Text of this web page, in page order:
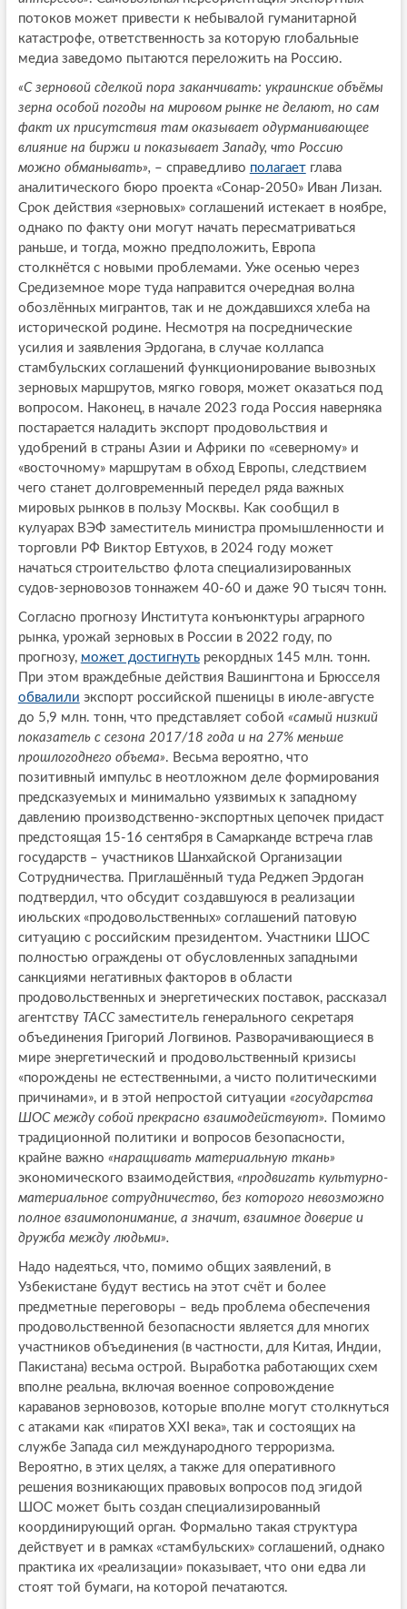
потоков может привести к небывалой гуманитарной
катастрофе, ответственность за которую глобальные
медиа заведомо пытаются переложить на Россию.
«С зерновой сделкой пора заканчивать: украинские объёмы
зерна особой погоды на мировом рынке не делают, но сам
факт их присутствия там оказывает одурманивающее
влияние на биржи и показывает Западу, что Россию
можно обманывать», – справедливо полагаетглава
аналитического бюро проекта «Сонар-2050» Иван Лизан.
Срок действия «зерновых» соглашений истекает в ноябре,
однако по факту они могут начать пересматриваться
раньше, и тогда, можно предположить, Европа
столкнётся с новыми проблемами. Уже осенью через
Средиземное море туда направится очередная волна
обозлённых мигрантов, так и не дождавшихся хлеба на
исторической родине. Несмотря на посреднические
усилия и заявления Эрдогана, в случае коллапса
стамбульских соглашений функционирование вывозных
зерновых маршрутов, мягко говоря, может оказаться под
вопросом. Наконец, в начале 2023 года Россия наверняка
постарается наладить экспорт продовольствия и
удобрений в страны Азии и Африки по «северному» и
«восточному» маршрутам в обход Европы, следствием
чего станет долговременный передел ряда важных
мировых рынков в пользу Москвы. Как сообщил в
кулуарах ВЭФ заместитель министра промышленности и
торговли РФ Виктор Евтухов, в 2024 году может
начаться строительство флота специализированных
судов-зерновозов тоннажем 40-60 и даже 90 тысяч тонн.
Согласно прогнозу Института конъюнктуры аграрного
рынка, урожай зерновых в России в 2022 году, по
прогнозу, может достигнутьрекордных 145 млн. тонн.
При этом враждебные действия Вашингтона и Брюсселя
обвалили экспорт российской пшеницы в июле-августе
до 5,9 млн. тонн, что представляет собой «самый низкий
показатель с сезона 2017/18 года и на 27% меньше
прошлогоднего объема». Весьма вероятно, что
позитивный импульс в неотложном деле формирования
предсказуемых и минимально уязвимых к западному
давлению производственно-экспортных цепочек придаст
предстоящая 15-16 сентября в Самарканде встреча глав
государств – участников Шанхайской Организации
Сотрудничества. Приглашённый туда Реджеп Эрдоган
подтвердил, что обсудит создавшуюся в реализации
июльских «продовольственных» соглашений патовую
ситуацию с российским президентом. Участники ШОС
полностью ограждены от обусловленных западными
санкциями негативных факторов в области
продовольственных и энергетических поставок, рассказал
агентству ТАССзаместитель генерального секретаря
объединения Григорий Логвинов. Разворачивающиеся в
мире энергетический и продовольственный кризисы
«порождены не естественными, а чисто политическими
причинами», и в этой непростой ситуации «государства
ШОС между собой прекрасно взаимодействуют».
Помимо
традиционной политики и вопросов безопасности,
крайне важно «наращивать материальную ткань»
экономического взаимодействия, «продвигать культурно-
материальное сотрудничество, без которого невозможно
полное взаимопонимание, а значит, взаимное доверие и
дружба между людьми».
Надо надеяться, что, помимо общих заявлений, в
Узбекистане будут вестись на этот счёт и более
предметные переговоры – ведь проблема обеспечения
продовольственной безопасности является для многих
участников объединения (в частности, для Китая, Индии,
Пакистана) весьма острой. Выработка работающих схем
вполне реальна, включая военное сопровождение
караванов зерновозов, которые вполне могут столкнуться
с атаками как «пиратов XXI века», так и состоящих на
службе Запада сил международного терроризма.
Вероятно, в этих целях, а также для оперативного
решения возникающих правовых вопросов под эгидой
ШОС может быть создан специализированный
координирующий орган. Формально такая структура
действует и в рамках «стамбульских» соглашений, однако
практика их «реализации» показывает, что они едва ли
стоят той бумаги, на которой печатаются.